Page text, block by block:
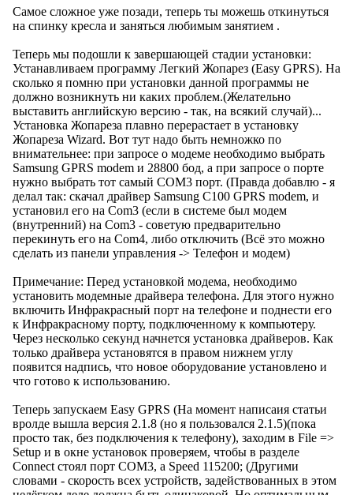
Самое сложное уже позади, теперь ты можешь откинуться
на спинку кресла и заняться любимым занятием .
Теперь мы подошли к завершающей стадии установки:
Устанавливаем программу Легкий Жопарез (Easy GPRS). На
сколько я помню при установки данной программы не
должно возникнуть ни каких проблем.(Желательно
выставить английскую версию - так, на всякий случай)...
Установка Жопареза плавно перерастает в установку
Жопареза Wizard. Вот тут надо быть немножко по
внимательнее: при запросе о модеме необходимо выбрать
Samsung GPRS modem и 28800 бод, а при запросе о порте
нужно выбрать тот самый COM3 порт. (Правда добавлю - я
делал так: скачал драйвер Samsung C100 GPRS modem, и
установил его на Com3 (если в системе был модем
(внутренний) на Com3 - советую предварительно
перекинуть его на Com4, либо отключить (Всё это можно
сделать из панели управления -> Телефон и модем)
Примечание: Перед установкой модема, необходимо
установить модемные драйвера телефона. Для этого нужно
включить Инфракрасный порт на телефоне и поднести его
к Инфракрасному порту, подключенному к компьютеру.
Через несколько секунд начнется установка драйверов. Как
только драйвера установятся в правом нижнем углу
появится надпись, что новое оборудование установлено и
что готово к использованию.
Теперь запускаем Easy GPRS (На момент написаия статьи
вролде вышла версия 2.1.8 (но я пользовался 2.1.5)(пока
просто так, без подключения к телефону), заходим в File =>
Setup и в окне установок проверяем, чтобы в разделе
Connect стоял порт COM3, а Speed 115200; (Другими
словами - скорость всех устройств, задействованных в этом